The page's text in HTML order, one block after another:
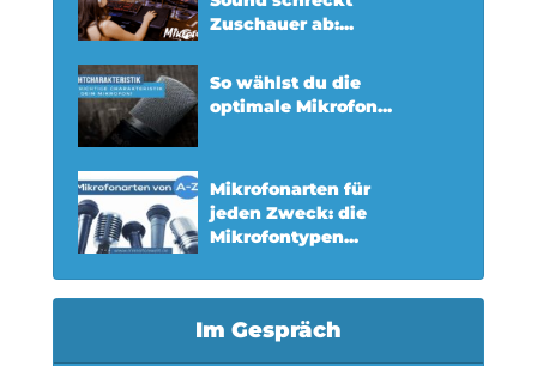
Zuschauer ab:...
So wählst du die
optimale Mikrofon...
Mikrofonarten für
jeden Zweck: die
Mikrofontypen...
Im Gespräch